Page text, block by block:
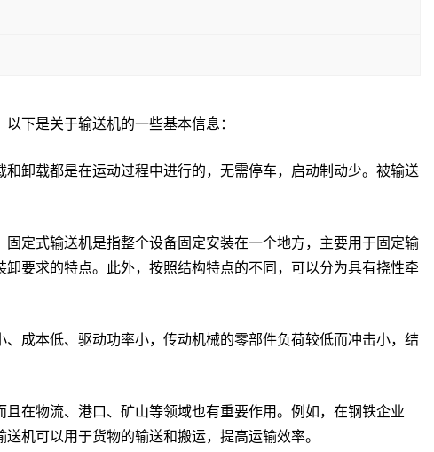
下是关于输送机的一些基本信息：
卸载都是在运动过程中进行的，无需停车，启动制动少。被输送
定式输送机是指整个设备固定安装在一个地方，主要用于固定输
要求的特点。此外，按照结构特点的不同，可以分为具有挠性牵
成本低、驱动功率小，传动机械的零部件负荷较低而冲击小，结
在物流、港口、矿山等领域也有重要作用。例如，在钢铁企业
机可以用于货物的输送和搬运，提高运输效率。